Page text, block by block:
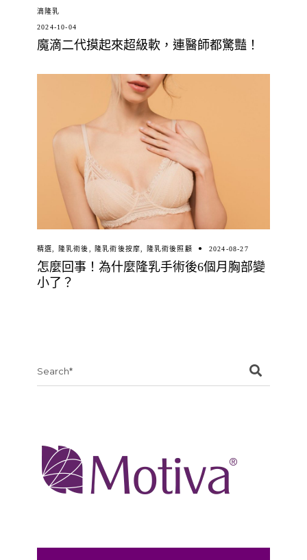
滴隆乳
2024-10-04
魔滴二代摸起來超級軟，連醫師都驚豔！
精選 隆乳術後 隆乳術後按摩 隆乳術後照顧 2024-08-27
怎麼回事！為什麼隆乳手術後6個月胸部變
小了？